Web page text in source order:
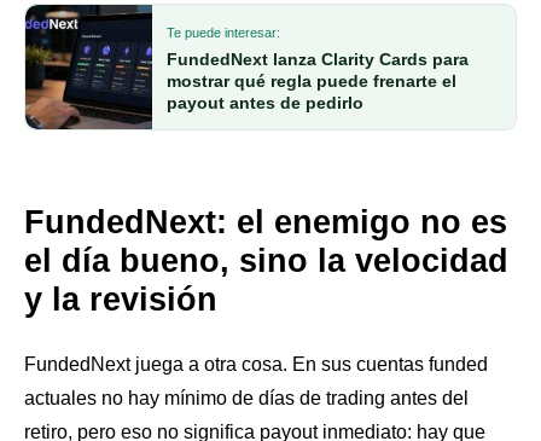
Te puede interesar:
FundedNext lanza Clarity Cards para
mostrar qué regla puede frenarte el
payout antes de pedirlo
FundedNext: el enemigo no es
el día bueno, sino la velocidad
y la revisión
FundedNext juega a otra cosa. En sus cuentas funded
actuales no hay mínimo de días de trading antes del
retiro, pero eso no significa payout inmediato: hay que